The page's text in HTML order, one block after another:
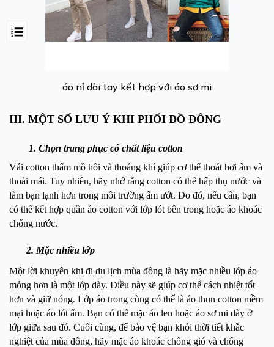
áo nỉ dài tay kết hợp với áo sơ mi
III. MỘT SỐ LƯU Ý KHI PHỐI ĐỒ ĐÔNG
1. Chọn trang phục có chất liệu cotton
Vải cotton thấm mồ hôi và thoáng khí giúp cơ thể thoát hơi ẩm và
thoải mái. Tuy nhiên, hãy nhớ rằng cotton có thể hấp thụ nước và
làm bạn lạnh hơn trong môi trường ẩm ướt. Do đó, nếu cần, bạn
có thể kết hợp quần áo cotton với lớp lót bên trong hoặc áo khoác
chống nước.
2. Mặc nhiều lớp
Một lời khuyên khi đi du lịch mùa đông là hãy mặc nhiều lớp áo
mỏng hơn là một lớp dày. Điều này sẽ giúp cơ thể cách nhiệt tốt
hơn và giữ nóng. Lớp áo trong cùng có thể là áo thun cotton mềm
mại hoặc áo lót ấm. Bạn có thể mặc áo len hoặc áo sơ mi dày ở
lớp giữa sau đó. Cuối cùng, để bảo vệ bạn khỏi thời tiết khắc
nghiệt của mùa đông, hãy mặc áo khoác chống gió và chống